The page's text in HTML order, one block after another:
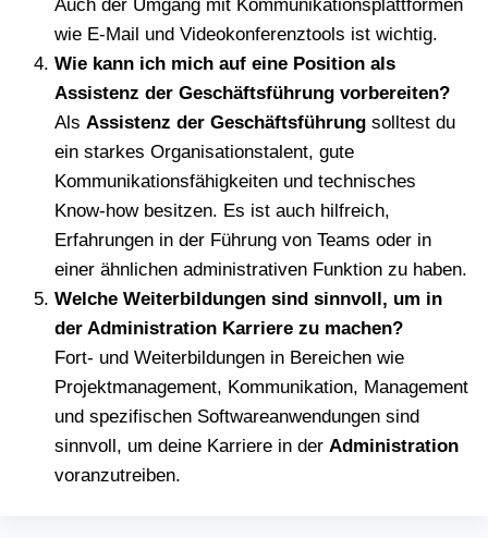
Auch der Umgang mit Kommunikationsplattformen
wie E-Mail und Videokonferenztools ist wichtig.
Wie kann ich mich auf eine Position als
Assistenz der Geschäftsführung vorbereiten?
Als Assistenz der Geschäftsführung solltest du
ein starkes Organisationstalent, gute
Kommunikationsfähigkeiten und technisches
Know-how besitzen. Es ist auch hilfreich,
Erfahrungen in der Führung von Teams oder in
einer ähnlichen administrativen Funktion zu haben.
Welche Weiterbildungen sind sinnvoll, um in
der Administration Karriere zu machen?
Fort- und Weiterbildungen in Bereichen wie
Projektmanagement, Kommunikation, Management
und spezifischen Softwareanwendungen sind
sinnvoll, um deine Karriere in der Administration
voranzutreiben.